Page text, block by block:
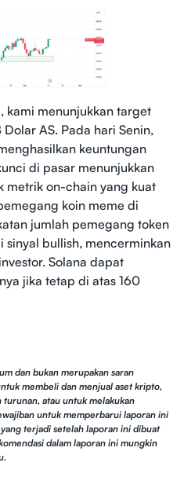
kami menunjukkan target
AS. Pada hari Senin,
keuntungan
di pasar menunjukkan
metrik on-chain yang kuat
koin meme di
jumlah pemegang token
sinyal bullish, mencerminkan
Solana dapat
jika tetap di atas 160
dan bukan merupakan saran
membeli dan menjual aset kripto,
atau untuk melakukan
untuk memperbarui laporan ini
terjadi setelah laporan ini dibuat
dalam laporan ini mungkin